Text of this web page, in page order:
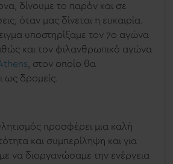
δίνουμε το παρόν και σε
όταν μας δίνεται η ευκαιρία.
υποστηρίξαμε τον 7ο αγώνα
και τον φιλανθρωπικό αγώνα
, στον οποίο θα
ως δρομείς.
προσφέρει μια καλή
και συμπερίληψη και για
να διοργανώσαμε την ενέργεια